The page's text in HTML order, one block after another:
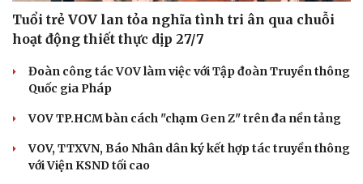
Tuổi trẻ VOV lan tỏa nghĩa tình tri ân qua chuỗi
hoạt động thiết thực dịp 27/7
Đoàn công tác VOV làm việc với Tập đoàn Truyền thông
Quốc gia Pháp
VOV TP.HCM bàn cách "chạm Gen Z" trên đa nền tảng
VOV, TTXVN, Báo Nhân dân ký kết hợp tác truyền thông
với Viện KSND tối cao